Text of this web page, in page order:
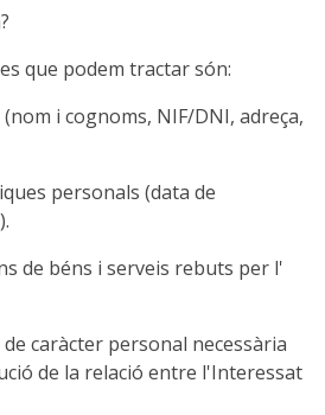
que podem tractar són:
i cognoms, NIF/DNI, adreça,
personals (data de
de béns i serveis rebuts per l'
de caràcter personal necessària
de la relació entre l'Interessat